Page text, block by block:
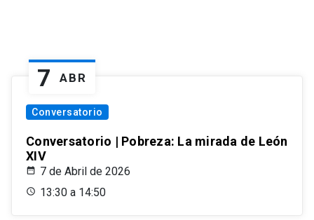
7 ABR
Conversatorio
Conversatorio | Pobreza: La mirada de León
XIV
7 de Abril de 2026
13:30 a 14:50